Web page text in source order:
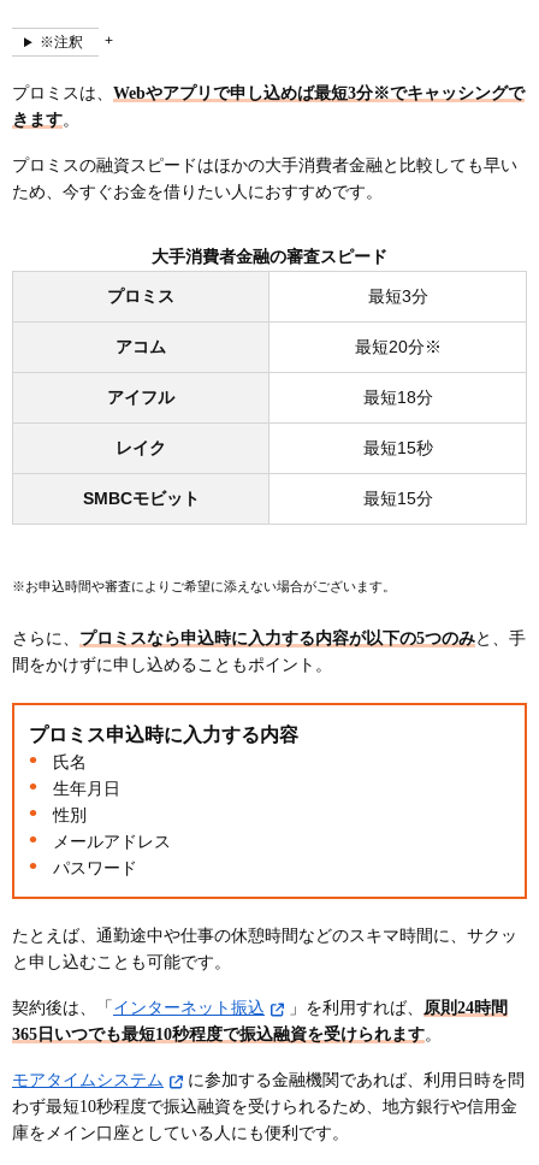
※注釈
プロミスは、 Webやアプリで申し込めば最短3分※でキャッシングで
きます。
プロミスの融資スピードはほかの大手消費者金融と比較しても早い
ため、今すぐお金を借りたい人におすすめです。
大手消費者金融の審査スピード
プロミス 最短3分
アコム 最短20分※
アイフル 最短18分
レイク 最短15秒
SMBCモビット 最短15分
※お申込時間や審査によりご希望に添えない場合がございます。
さらに、 プロミスなら申込時に入力する内容が以下の5つのみと、手
間をかけずに申し込めることもポイント。
プロミス申込時に入力する内容
氏名
生年月日
性別
メールアドレス
パスワード
たとえば、通勤途中や仕事の休憩時間などのスキマ時間に、サクッ
と申し込むことも可能です。
契約後は、「 インターネット振込 」を利用すれば、 原則24時間
365日いつでも最短10秒程度で振込融資を受けられます。
モアタイムシステム
に参加する金融機関であれば、利用日時を問
わず最短10秒程度で振込融資を受けられるため、地方銀行や信用金
庫をメイン口座としている人にも便利です。